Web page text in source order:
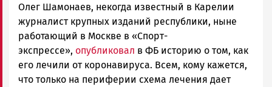
Петрозаводска
и
Карелии
|
Петрозаводск
Олег Шамонаев, некогда известный в Карелии
журналист крупных изданий республики, ныне
работающий в Москве в «Спорт-
экспрессе», опубликовал в ФБ историю о том, как
его лечили от коронавируса. Всем, кому кажется,
что только на периферии схема лечения дает